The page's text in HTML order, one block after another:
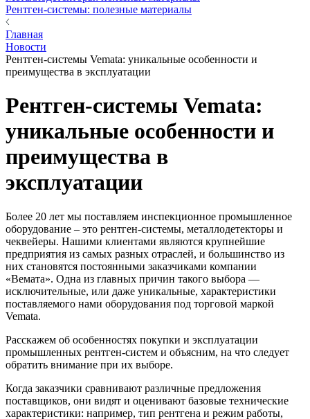
Рентген-системы: полезные материалы
Главная
Новости
Рентген-системы Vemata: уникальные особенности и
преимущества в эксплуатации
Рентген-системы Vemata:
уникальные особенности и
преимущества в
эксплуатации
Более 20 лет мы поставляем инспекционное промышленное
оборудование – это рентген-системы, металлодетекторы и
чеквейеры. Нашими клиентами являются крупнейшие
предприятия из самых разных отраслей, и большинство из
них становятся постоянными заказчиками компании
«Вемата». Одна из главных причин такого выбора —
исключительные, или даже уникальные, характеристики
поставляемого нами оборудования под торговой маркой
Vemata.
Расскажем об особенностях покупки и эксплуатации
промышленных рентген-систем и объясним, на что следует
обратить внимание при их выборе.
Когда заказчики сравнивают различные предложения
поставщиков, они видят и оценивают базовые технические
характеристики: например, тип рентгена и режим работы,